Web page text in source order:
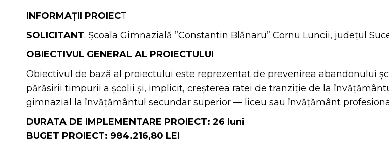
INFORMAȚII PROIECT
SOLICITANT: Școala Gimnazială ”Constantin Blănaru” Cornu Luncii, județul
OBIECTIVUL GENERAL AL PROIECTULUI
Obiectivul de bază al proiectului este reprezentat de prevenirea abandonului
părăsirii timpurii a școlii și, implicit, creșterea ratei de tranziție de la
gimnazial la învățământul secundar superior — liceu sau învățământ
DURATA DE IMPLEMENTARE PROIECT: 26 luni
BUGET PROIECT: 984.216,80 LEI